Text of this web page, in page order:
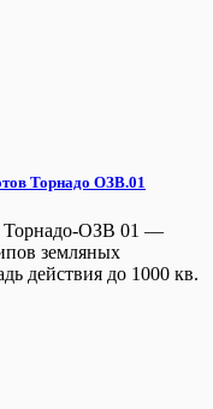
Торнадо ОЗВ.01
Торнадо-ОЗВ 01 —
земляных
действия до 1000 кв.